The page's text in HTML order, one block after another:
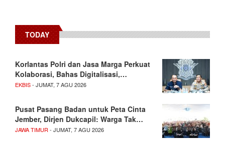
TODAY
Korlantas Polri dan Jasa Marga Perkuat
Kolaborasi, Bahas Digitalisasi,…
EKBIS- JUMAT, 7 AGU 2026
Pusat Pasang Badan untuk Peta Cinta
Jember, Dirjen Dukcapil: Warga Tak…
JAWA TIMUR - JUMAT, 7 AGU 2026